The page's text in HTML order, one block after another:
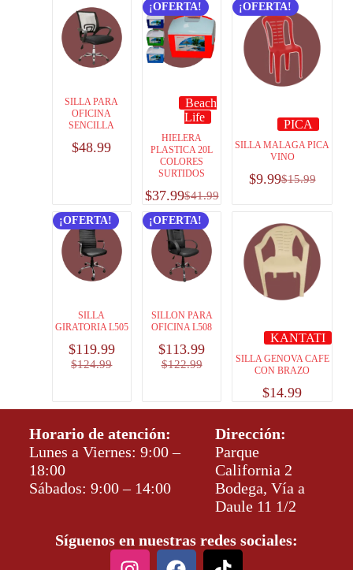
SILLA PARA
OFICINA
SENCILLA
$48.99
¡OFERTA!
Beach
Life
HIELERA
PLASTICA 20L
COLORES
SURTIDOS
$41.99
$37.99
¡OFERTA!
PICA
SILLA MALAGA PICA
VINO
$15.99
$9.99
¡OFERTA!
SILLA
GIRATORIA L505
$124.99
$119.99
¡OFERTA!
SILLON PARA
OFICINA L508
$122.99
$113.99
KANTATI
SILLA GENOVA CAFE
CON BRAZO
$14.99
Horario de atención:
Lunes a Viernes: 9:00 –
18:00
Sábados: 9:00 – 14:00
Dirección:
Parque
California 2
Bodega, Vía a
Daule 11 1/2
Síguenos en nuestras redes sociales: